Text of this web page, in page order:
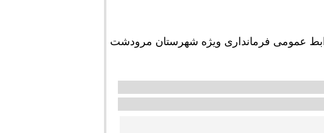
عمومی فرمانداری ویژه شهرستان مرودشت